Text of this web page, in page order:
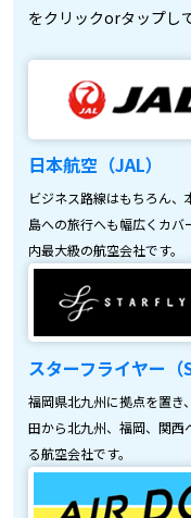
をクリックorタップし
日本航空（JAL）
ビジネス路線はもちろん、
島への旅行へも幅広くカバ
内最大級の航空会社です。
スターフライヤー（
福岡県北九州に拠点を置き
田から北九州、福岡、関西
る航空会社です。